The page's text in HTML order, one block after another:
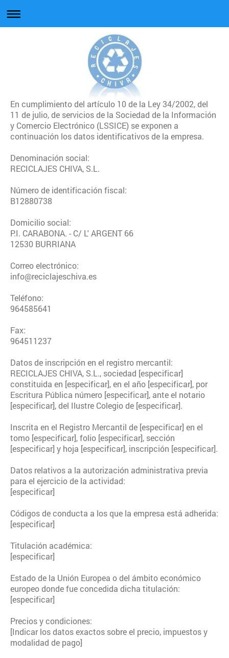
En cumplimiento del artículo 10 de la Ley 34/2002, del
11 de julio, de servicios de la Sociedad de la Información
y Comercio Electrónico (LSSICE) se exponen a
continuación los datos identificativos de la empresa.
Denominación social:
RECICLAJES CHIVA, S.L.
Número de identificación fiscal:
B12880738
Domicilio social:
P.I. CARABONA. - C/ L' ARGENT 66
12530 BURRIANA
Correo electrónico:
info@reciclajeschiva.es
Teléfono:
964585641
Fax:
964511237
Datos de inscripción en el registro mercantil:
RECICLAJES CHIVA, S.L., sociedad [especificar]
constituida en [especificar], en el año [especificar], por
Escritura Pública número [especificar], ante el notario
[especificar], del Ilustre Colegio de [especificar].
Inscrita en el Registro Mercantil de [especificar] en el
tomo [especificar], folio [especificar], sección
[especificar] y hoja [especificar], inscripción [especificar].
Datos relativos a la autorización administrativa previa
para el ejercicio de la actividad:
[especificar]
Códigos de conducta a los que la empresa está adherida:
[especificar]
Titulación académica:
[especificar]
Estado de la Unión Europea o del ámbito económico
europeo donde fue concedida dicha titulación:
[especificar]
Precios y condiciones:
[Indicar los datos exactos sobre el precio, impuestos y
modalidad de pago]